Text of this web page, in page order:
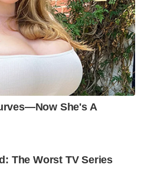
She's A
The Worst TV Series